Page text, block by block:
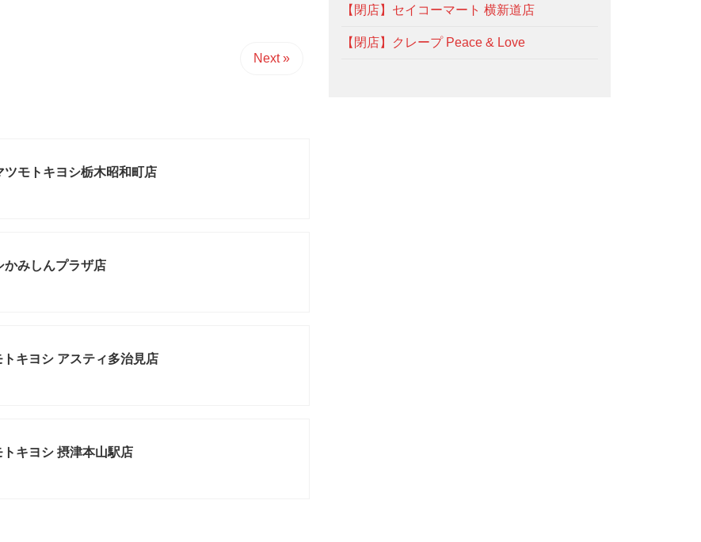
Next »
ツモトキヨシ栃木昭和町店
かみしんプラザ店
キヨシ アスティ多治見店
キヨシ 摂津本山駅店
【閉店】セイコーマート 横新道店
【閉店】クレープ Peace & Love